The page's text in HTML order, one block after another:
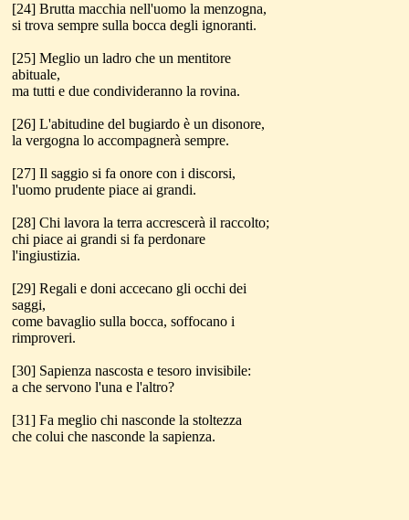
[24] Brutta macchia nell'uomo la menzogna,
si trova sempre sulla bocca degli ignoranti.
[25] Meglio un ladro che un mentitore
abituale,
ma tutti e due condivideranno la rovina.
[26] L'abitudine del bugiardo è un disonore,
la vergogna lo accompagnerà sempre.
[27] Il saggio si fa onore con i discorsi,
l'uomo prudente piace ai grandi.
[28] Chi lavora la terra accrescerà il raccolto;
chi piace ai grandi si fa perdonare
l'ingiustizia.
[29] Regali e doni accecano gli occhi dei
saggi,
come bavaglio sulla bocca, soffocano i
rimproveri.
[30] Sapienza nascosta e tesoro invisibile:
a che servono l'una e l'altro?
[31] Fa meglio chi nasconde la stoltezza
che colui che nasconde la sapienza.